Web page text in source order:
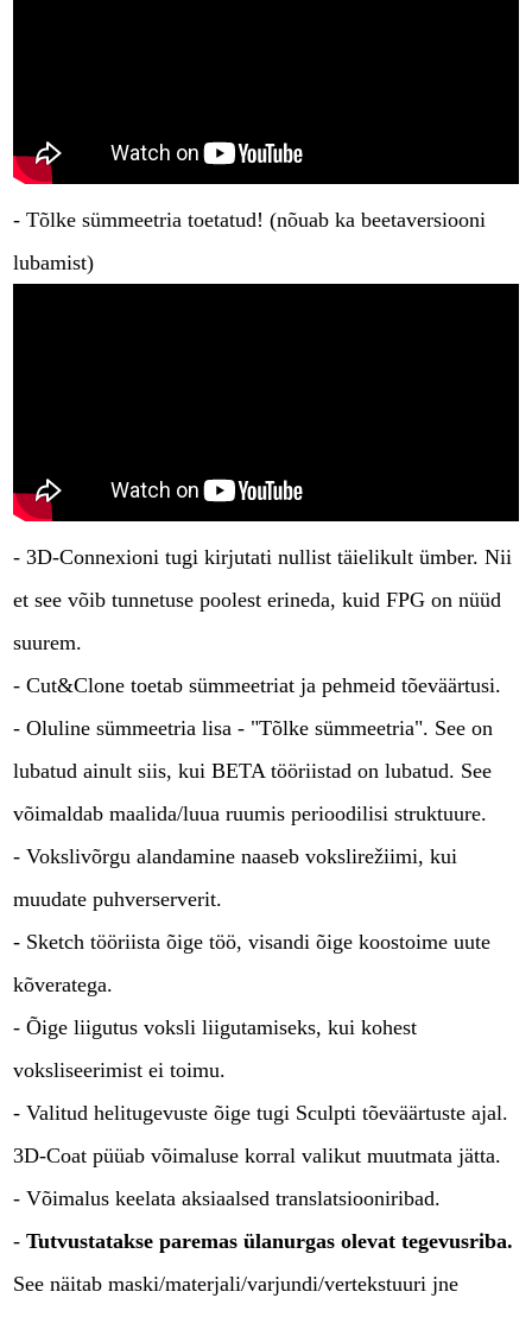
- Tõlke sümmeetria toetatud! (nõuab ka beetaversiooni
lubamist)
- 3D-Connexioni tugi kirjutati nullist täielikult ümber. Nii
et see võib tunnetuse poolest erineda, kuid FPG on nüüd
suurem.
- Cut&Clone toetab sümmeetriat ja pehmeid tõeväärtusi.
- Oluline sümmeetria lisa - "Tõlke sümmeetria". See on
lubatud ainult siis, kui BETA tööriistad on lubatud. See
võimaldab maalida/luua ruumis perioodilisi struktuure.
- Vokslivõrgu alandamine naaseb vokslirežiimi, kui
muudate puhverserverit.
- Sketch tööriista õige töö, visandi õige koostoime uute
kõveratega.
- Õige liigutus voksli liigutamiseks, kui kohest
voksliseerimist ei toimu.
- Valitud helitugevuste õige tugi Sculpti tõeväärtuste ajal.
3D-Coat püüab võimaluse korral valikut muutmata jätta.
- Võimalus keelata aksiaalsed translatsiooniribad.
-Tutvustatakse paremas ülanurgas olevat tegevusriba.
See näitab maski/materjali/varjundi/vertekstuuri jne